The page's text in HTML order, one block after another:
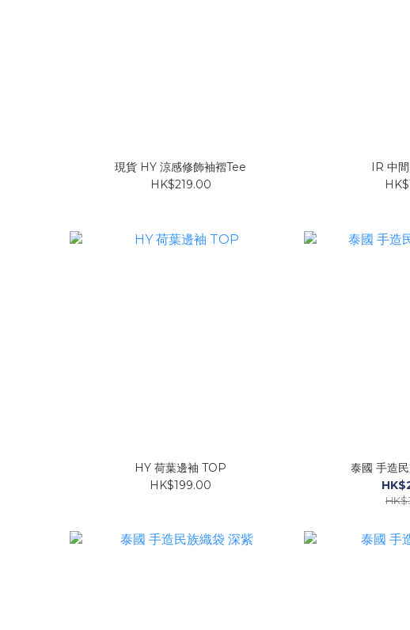
現貨 HY 涼感修飾袖褶Tee
HK$219.00
IR 中
HY 荷葉邊袖 TOP
HK$199.00
泰國 手造